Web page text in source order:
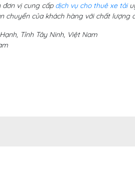
vị cung cấpdịch vụ cho thuê xe tải
của khách hàng với chất
Tỉnh Tây Ninh, Việt Nam